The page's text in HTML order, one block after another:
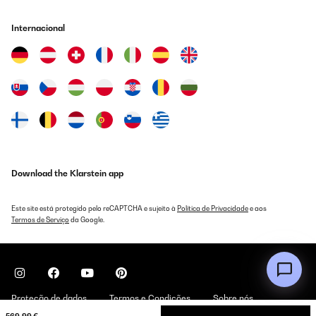
Amazon-Benutzer
Traduzir
Diese Softeismaschine ist der Hammer. Das Eis was sie macht ist
super gekühlt, so das die konsistent gleichbleibend ist. Nur bis zu,
keine Ahnung jetzt, wie lange die Maschine das Eis kühlt, ich
so um die 4 Portionen raus, die sind aber nicht gerade klein . Ich
kann sie aufjedenfall weiter empfehlen.
Traduzir
AVALIAÇÃO COMPROVADA
Internacional
Download the Klarstein app
Este site está protegido pelo reCAPTCHA e sujeito à Política de Privacidadee aos
Termos de Serviçoda Google.
Proteção de dados Termos e Condições Sobre nós